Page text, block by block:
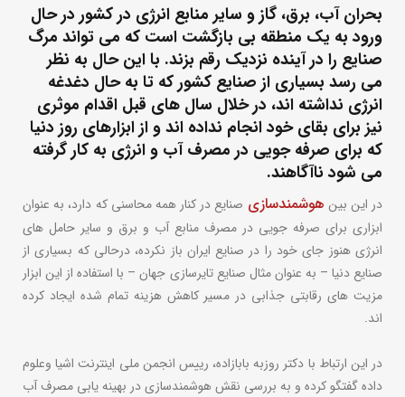
بحران آب، برق، گاز و سایر منابع انرژی در کشور در حال
ورود به یک منطقه بی بازگشت است که می تواند مرگ
صنایع را در آینده نزدیک رقم بزند. با این حال به نظر
می رسد بسیاری از صنایع کشور که تا به حال دغدغه
انرژی نداشته اند، در خلال سال های قبل اقدام موثری
نیز برای بقای خود انجام نداده اند و از ابزارهای روز دنیا
که برای صرفه جویی در مصرف آب و انرژی به کار گرفته
می شود ناآگاهند.
در این بین هوشمندسازی صنایع در کنار همه محاسنی که دارد، به عنوان
ابزاری برای صرفه جویی در مصرف منابع آب و برق و سایر حامل های
انرژی هنوز جای خود را در صنایع ایران باز نکرده، درحالی که بسیاری از
صنایع دنیا – به عنوان مثال صنایع تایرسازی جهان – با استفاده از این ابزار
مزیت های رقابتی جذابی در مسیر کاهش هزینه تمام شده ایجاد کرده
اند.
در این ارتباط با دکتر روزبه بابازاده، رییس انجمن ملی اینترنت اشیا وعلوم
داده گفتگو کرده و به بررسی نقش هوشمندسازی در بهینه یابی مصرف آب